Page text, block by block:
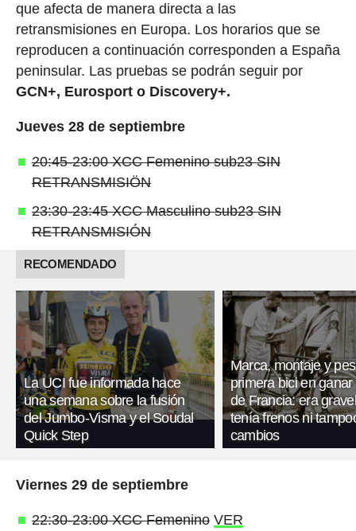
que afecta de manera directa a las
retransmisiones en Europa. Los horarios que se
reproducen a continuación corresponden a España
peninsular. Las pruebas se podrán seguir por
GCN+, Eurosport o Discovery+.
Jueves 28 de septiembre
20:45-23:00 XCC Femenino sub23 SIN
RETRANSMISIÖN
23:30-23:45 XCC Masculino sub23 SIN
RETRANSMISIÓN
RECOMENDADO
La UCI fue informada hace
una semana sobre la fusión
del Jumbo-Visma y el Soudal
Quick Step
Marca, montaje y
primera bici en ganar
de Francia: era
tenía frenos ni
cambios
Viernes 29 de septiembre
22:30-23:00 XCC Femenino VER